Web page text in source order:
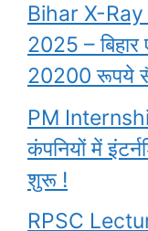
Bihar X-
2025 – बिहार
20200 रूपये
PM
कंपनियों में
शुरू !
RPSC